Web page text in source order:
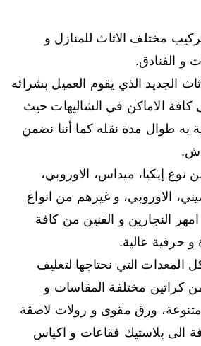
مختلف الاثاث للمنازل و
و الفنادق.
الجديد الذي يقوم العميل بشرائه
كافة الاماكن في الشاليهات حيث
به طوال مدة نقله كما أننا نضمن
نوع إيكيا، ميداس، الاوروبي،
الاوروبي، و غيرهم من انواع
النجارين و الفنين من كافة
حرفية عالية.
المعدات التي نحتاجها لتغليف
كراتين مختلفة المقاسات و
متنوعة، ورق مقوى و رولات لاصقة
الى بلاستيك فقاعات و اكياس